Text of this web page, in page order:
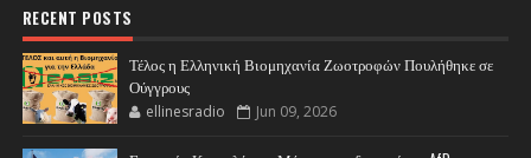
RECENT POSTS
Τέλος η Ελληνική Βιομηχανία Ζωοτροφών Πουλήθηκε σε
Ούγγρους
ellinesradio Jun 09, 2026